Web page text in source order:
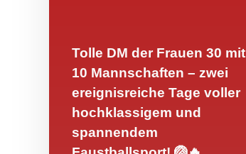
Tolle DM der Frauen 30 mit
10 Mannschaften – zwei
ereignisreiche Tage voller
hochklassigem und
spannendem